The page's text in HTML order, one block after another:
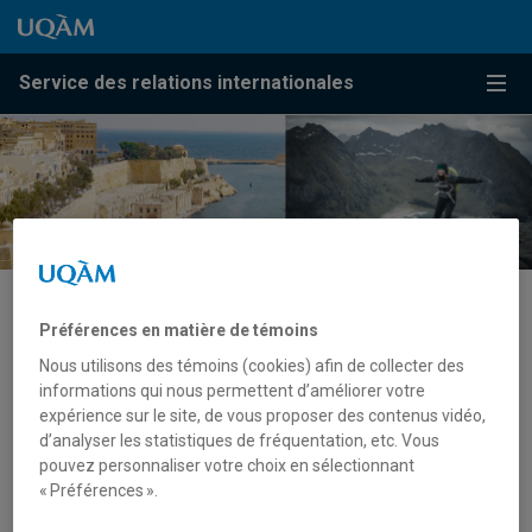
Passer au contenu
Accéder au menu principal
Accéder à la recherche
Passer au contenu
Accéder au menu principal
Service des relations internationales
Menu
6) Dépôt de la candidature
Respectez les dates de dépôt :
Pour un départ au trimestre d’automne 2026 ou
d’hiver 2027 :
du 2 février 2026 de 9h00 au 10
février 2026 à 23h59.
Préférences en matière de témoins
Nous utilisons des témoins (cookies) afin de collecter des
informations qui nous permettent d’améliorer votre
expérience sur le site, de vous proposer des contenus vidéo,
d’analyser les statistiques de fréquentation, etc. Vous
pouvez personnaliser votre choix en sélectionnant
« Préférences ».